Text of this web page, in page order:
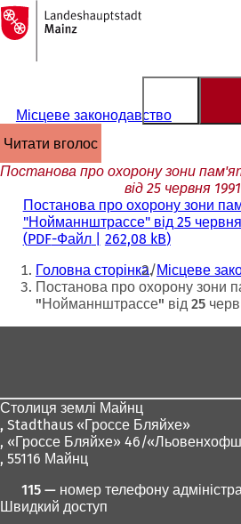
Перейти до змісту
На
головну
сторінку
Місцеве законодавство
читати вголос
Постанова про охорону зони
від 25 червня
Постанова про охорону зони
"Нойманнштрассе" від 25 червня
PDF-Файл 262,08 kB
Ти
тут:
Головна сторінка Місцеве
Постанова про охорону зони
"Нойманнштрассе" від 25
Столиця землі Майнц
, Stadthaus «Гроссе Бляйхе»
, «Гроссе Бляйхе» 46/
, 55116 Майнц
115 — номер телефону
Швидкий доступ